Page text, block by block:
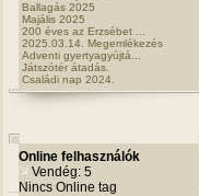
Ballagás 2025
Majális 2025
200 éves az Erzsébet ...
2025.03.14. Megemlékezés
Adventi gyertyagyújtá...
Játszótér átadás.
Családi nap 2024.
Online felhasználók
Vendég: 5
Nincs Online tag